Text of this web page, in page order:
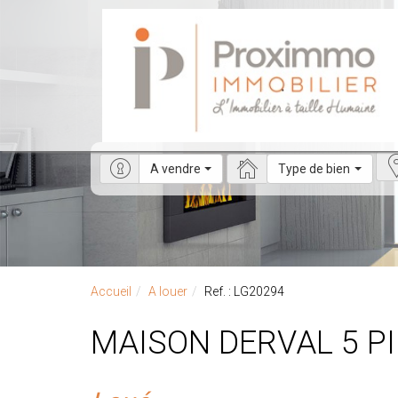
A vendre Type de bien
Accueil A louer Ref. : LG20294
MAISON DERVAL 5